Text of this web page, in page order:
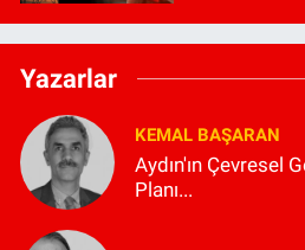
Yazarlar
KEMAL BAŞARAN
Aydın'ın Çevresel
Planı...